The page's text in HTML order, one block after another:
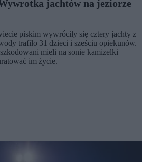
jachtów na jeziorze
piskim wywróciły się cztery jachty z
trafiło 31 dzieci i sześciu opiekunów.
mieli na sonie kamizelki
im życie.